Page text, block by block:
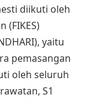
diikuti oleh
(FIKES)
yaitu
pemasangan
oleh seluruh
S1